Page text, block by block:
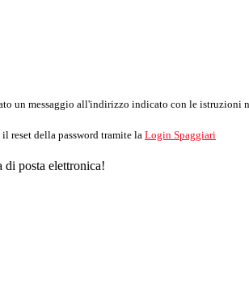
un messaggio all'indirizzo indicato con le istruzioni
reset della password tramite la Login Spaggiari
di posta elettronica!